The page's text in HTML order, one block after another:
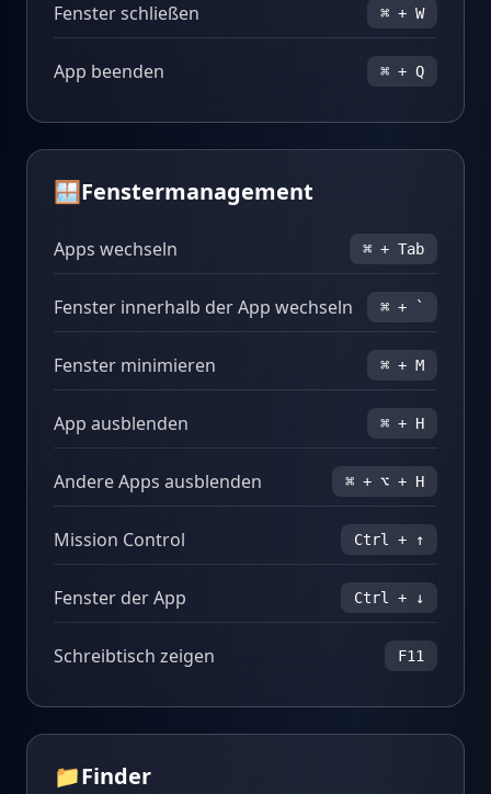
Fenster schließen ⌘ + W
App beenden ⌘ + Q
🪟Fenstermanagement
Apps wechseln ⌘ + Tab
Fenster innerhalb der App wechseln ⌘ + `
Fenster minimieren ⌘ + M
App ausblenden ⌘ + H
Andere Apps ausblenden ⌘ + ⌥ + H
Mission Control Ctrl + ↑
Fenster der App Ctrl + ↓
Schreibtisch zeigen F11
📁Finder